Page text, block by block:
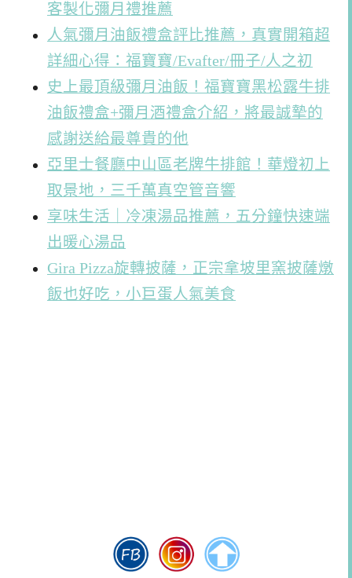
客製化彌月禮推薦
人氣彌月油飯禮盒評比推薦，真實開箱超
詳細心得：福寶寶/Evafter/冊子/人之初
史上最頂級彌月油飯！福寶寶黑松露牛排
油飯禮盒+彌月酒禮盒介紹，將最誠摯的
感謝送給最尊貴的他
亞里士餐廳中山區老牌牛排館！華燈初上
取景地，三千萬真空管音響
享味生活｜冷凍湯品推薦，五分鐘快速端
出暖心湯品
Gira Pizza旋轉披薩，正宗拿坡里窯披薩燉
飯也好吃，小巨蛋人氣美食